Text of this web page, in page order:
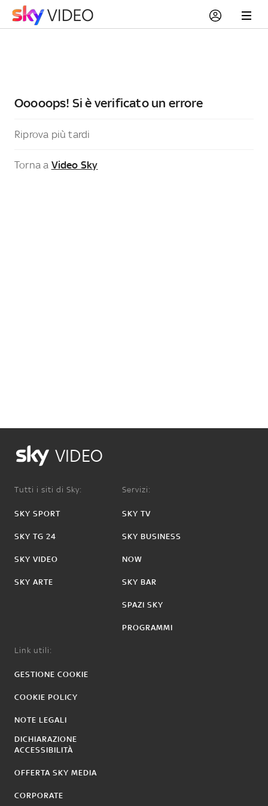
Ooooops! Si è verificato un errore
Riprova più tardi
Torna a Video Sky
VIDEO
Tutti i siti di Sky:
SKY SPORT
SKY TG 24
SKY VIDEO
SKY ARTE
Servizi:
SKY TV
SKY BUSINESS
NOW
SKY BAR
SPAZI SKY
PROGRAMMI
Link utili:
GESTIONE COOKIE
COOKIE POLICY
NOTE LEGALI
DICHIARAZIONE
ACCESSIBILITÀ
OFFERTA SKY MEDIA
CORPORATE